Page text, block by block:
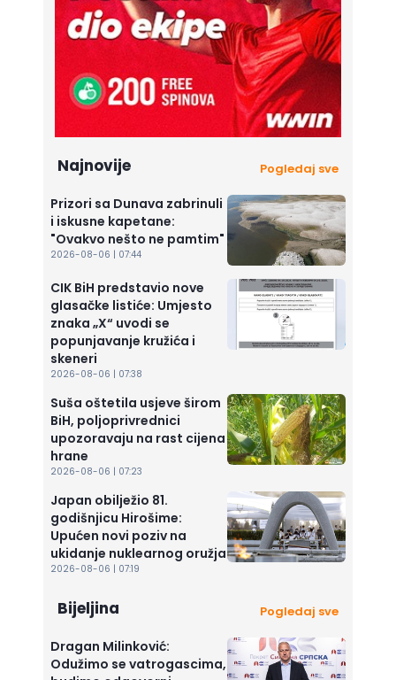
Najnovije Pogledaj sve
Prizori sa Dunava zabrinuli
i iskusne kapetane:
"Ovakvo nešto ne pamtim"
2026-08-06 | 07:44
CIK BiH predstavio nove
glasačke listiće: Umjesto
znaka „X“ uvodi se
popunjavanje kružića i
skeneri
2026-08-06 | 07:38
Suša oštetila usjeve širom
BiH, poljoprivrednici
upozoravaju na rast cijena
hrane
2026-08-06 | 07:23
Japan obilježio 81.
godišnjicu Hirošime:
Upućen novi poziv na
ukidanje nuklearnog oružja
2026-08-06 | 07:19
Bijeljina Pogledaj sve
Dragan Milinković:
Odužimo se vatrogascima,